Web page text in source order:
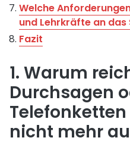
Welche
und Lehrkräfte an das
Fazit
1. Warum
Durchsagen
nicht mehr